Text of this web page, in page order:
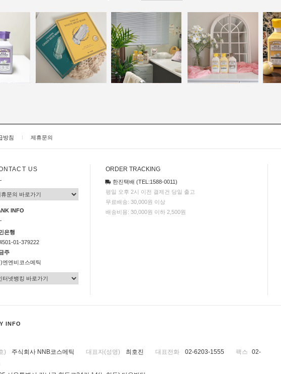
방침 제휴문의
US
INFO
은행
01-379222
주
엔엔비코스메틱
ORDER TRACKING
한진택배 (TEL:1588-0011)
평일 오후 2시 이전 결제건 당일 출고
무료배송: 30,000원 이상
배송비용: 30,000원 이하 2,500원
INFO
) 주식회사 NNB코스메틱 대표자(성명) 최호진 대표전화 02-6203-1555 팩스
02-